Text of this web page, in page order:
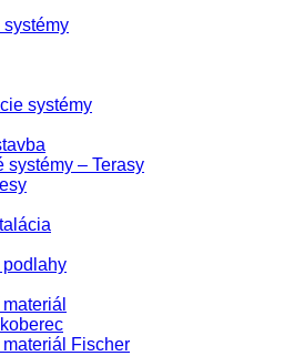
systémy
systémy
systémy – Terasy
podlahy
Fischer